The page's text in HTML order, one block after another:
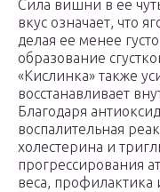
Сила вишни в ее
вкус означает, что
делая ее менее
образование
«Кислинка» также
восстанавливает
Благодаря
воспалительная
холестерина и
прогрессирования
веса,